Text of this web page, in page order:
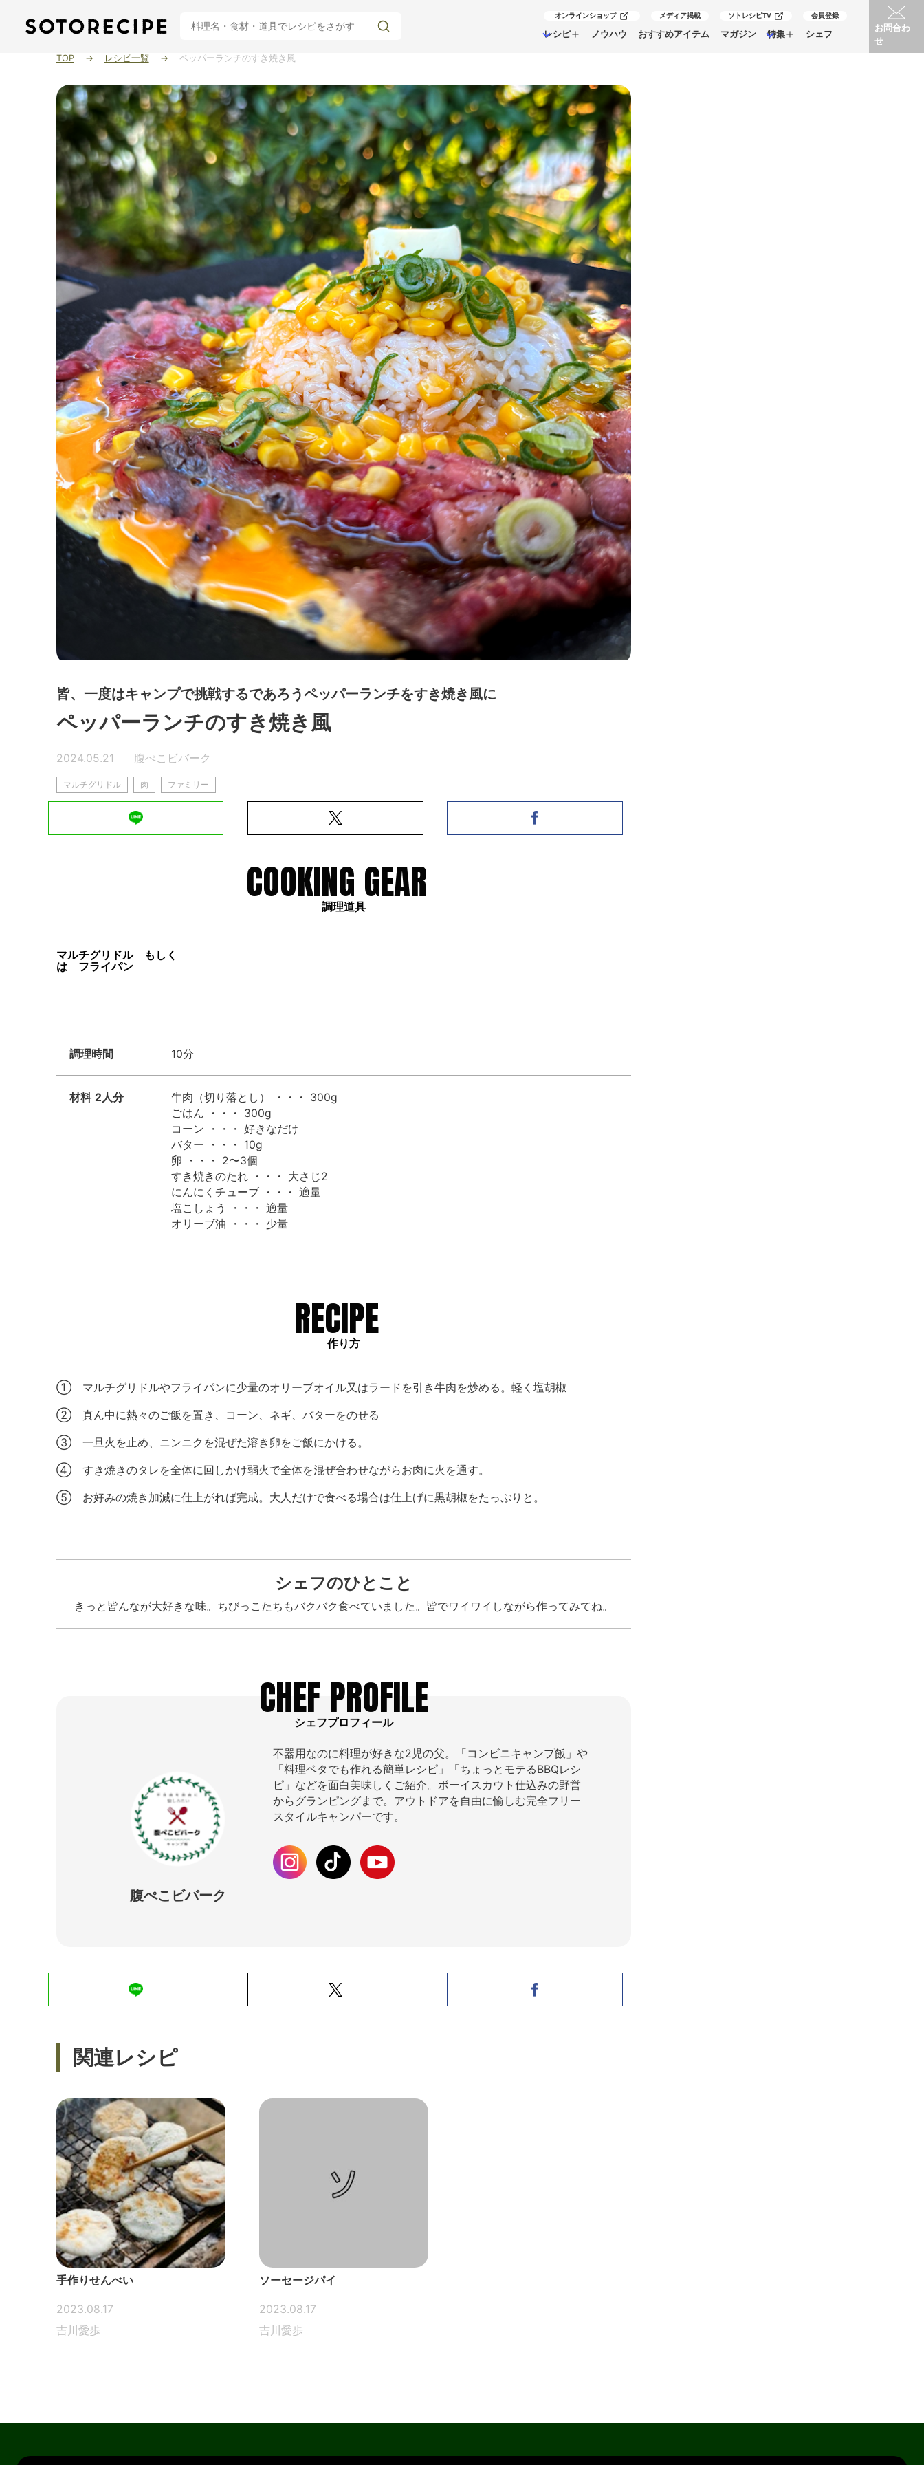
オンラインショップ メディア掲載 ソトレシピTV 会員登録
レシピ ノウハウ おすすめアイテム マガジン 特集 シェフ
お問合わ
せ
TOP
レシピ一覧 ペッパーランチのすき焼き風
皆、一度はキャンプで挑戦するであろうペッパーランチをすき焼き風に
ペッパーランチのすき焼き風
2024.05.21 腹ぺこビバーク
マルチグリドル 肉 ファミリー
COOKING GEAR
調理道具
マルチグリドル もしく
は フライパン
調理時間 10分
材料 2人分
牛肉（切り落とし） ・・・ 300g
ごはん ・・・ 300g
コーン ・・・ 好きなだけ
バター ・・・ 10g
卵 ・・・ 2〜3個
すき焼きのたれ ・・・ 大さじ2
にんにくチューブ ・・・ 適量
塩こしょう ・・・ 適量
オリーブ油 ・・・ 少量
RECIPE
作り方
① マルチグリドルやフライパンに少量のオリーブオイル又はラードを引き牛肉を炒める。軽く塩胡椒
② 真ん中に熱々のご飯を置き、コーン、ネギ、バターをのせる
③ 一旦火を止め、ニンニクを混ぜた溶き卵をご飯にかける。
④ すき焼きのタレを全体に回しかけ弱火で全体を混ぜ合わせながらお肉に火を通す。
⑤ お好みの焼き加減に仕上がれば完成。大人だけで食べる場合は仕上げに黒胡椒をたっぷりと。
シェフのひとこと
きっと皆んなが大好きな味。ちびっこたちもバクバク食べていました。皆でワイワイしながら作ってみてね。
CHEF PROFILE
シェフプロフィール
腹ぺこビバーク
不器用なのに料理が好きな2児の父。「コンビニキャンプ飯」や
「料理ベタでも作れる簡単レシピ」「ちょっとモテるBBQレシ
ピ」などを面白美味しくご紹介。ボーイスカウト仕込みの野営
からグランピングまで。アウトドアを自由に愉しむ完全フリー
スタイルキャンパーです。
関連レシピ
手作りせんべい
2023.08.17
吉川愛歩
ソーセージパイ
2023.08.17
吉川愛歩